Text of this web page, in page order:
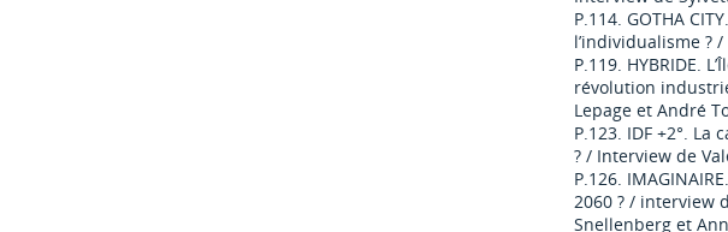
P.114. GOTHA
l’individualisme ?
P.119. HYBRIDE.
révolution
Lepage et André
P.123. IDF +2°.
? / Interview de
P.126.
2060 ? / interview
Snellenberg et